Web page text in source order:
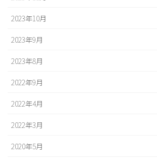
2023年10月
2023年9月
2023年8月
2022年9月
2022年4月
2022年3月
2020年5月